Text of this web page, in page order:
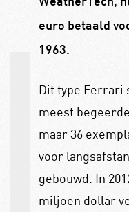
WeatherTech,
euro betaald
1963.
Dit type Ferrari
meest
maar 36
voor
gebouwd. In
miljoen dollar